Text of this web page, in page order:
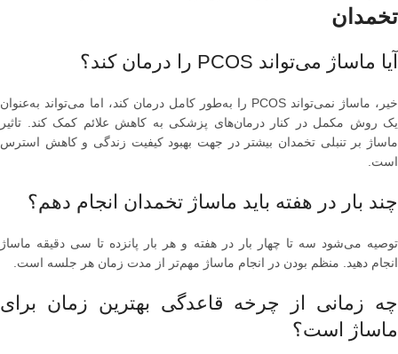
تخمدان
آیا ماساژ می‌تواند PCOS را درمان کند؟
خیر، ماساژ نمی‌تواند PCOS را به‌طور کامل درمان کند، اما می‌تواند به‌عنوان
یک روش مکمل در کنار درمان‌های پزشکی به کاهش علائم کمک کند. تاثیر
ماساژ بر تنبلی تخمدان بیشتر در جهت بهبود کیفیت زندگی و کاهش استرس
است.
چند بار در هفته باید ماساژ تخمدان انجام دهم؟
توصیه می‌شود سه تا چهار بار در هفته و هر بار پانزده تا سی دقیقه ماساژ
انجام دهید. منظم بودن در انجام ماساژ مهم‌تر از مدت زمان هر جلسه است.
چه زمانی از چرخه قاعدگی بهترین زمان برای
ماساژ است؟